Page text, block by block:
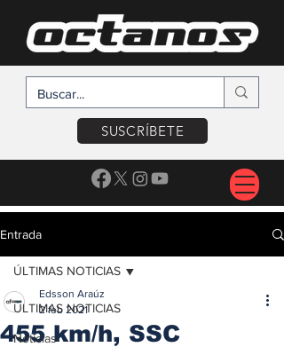
SUSCRÍBETE
Entrada
ÚLTIMAS NOTICIAS
Noticias
ÚLTIMAS NOTICIAS
455 km/h, SSC
Edsson Araúz
2 feb 2021